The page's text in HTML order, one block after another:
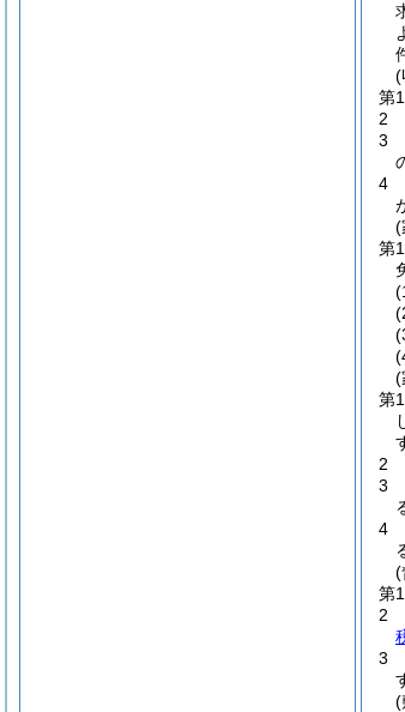
(
第
2
3
4
(
第
(
第
2
3
4
(
第
2
3
(